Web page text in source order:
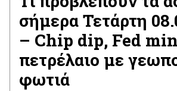
σήμερα Τετάρτη
– Chip dip, Fed
πετρέλαιο με
φωτιά